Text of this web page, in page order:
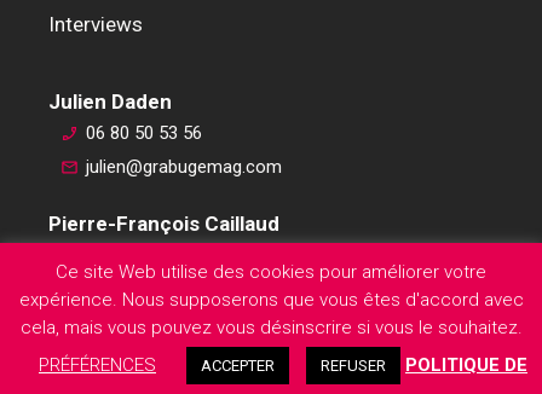
Interviews
Julien Daden
06 80 50 53 56
julien@grabugemag.com
Pierre-François Caillaud
pierre-francois@grabugemag.com
Mentions légales
Ce site Web utilise des cookies pour améliorer votre
expérience. Nous supposerons que vous êtes d'accord avec
cela, mais vous pouvez vous désinscrire si vous le souhaitez.
PRÉFÉRENCES
ACCEPTER REFUSER POLITIQUE DE